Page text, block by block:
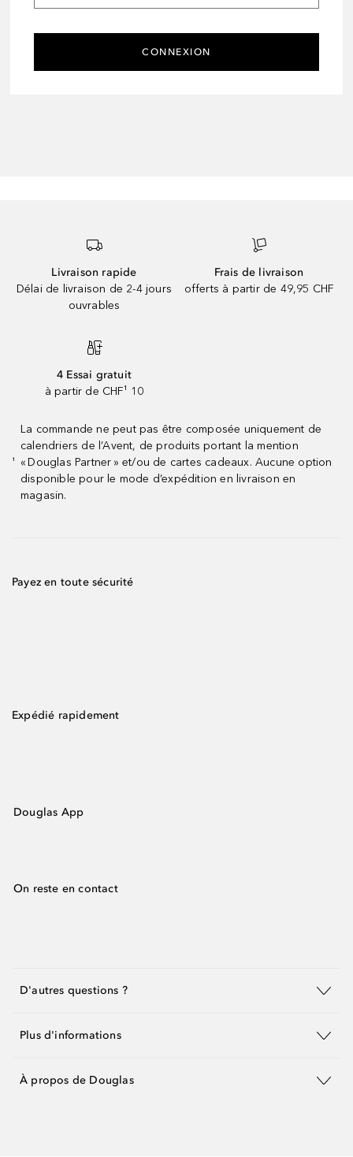
CONNEXION
Livraison rapide
Délai de livraison de 2-4 jours
ouvrables
Frais de livraison
offerts à partir de 49,95 CHF
4 Essai gratuit
à partir de CHF¹ 10
¹
La commande ne peut pas être composée uniquement de
calendriers de l’Avent, de produits portant la mention
« Douglas Partner » et/ou de cartes cadeaux. Aucune option
disponible pour le mode d’expédition en livraison en
magasin.
Payez en toute sécurité
Expédié rapidement
Douglas App
On reste en contact
D'autres questions ?
Plus d'informations
À propos de Douglas